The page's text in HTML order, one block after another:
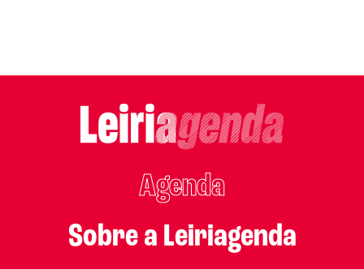
Agenda
Sobre a Leiriagenda